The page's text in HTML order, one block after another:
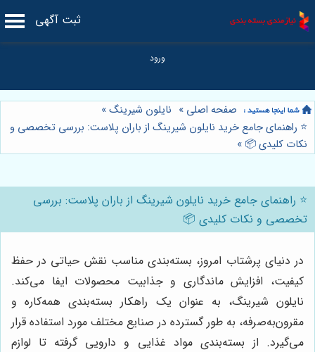
ثبت آگهی
صفحه اصلی » نایلون شیرینگ»
⭐️ راهنمای جامع خرید نایلون شیرینگ از باران پلاست: بررسی تخصصی و
نکات کلیدی 📦 »
⭐️ راهنمای جامع خرید نایلون شیرینگ از باران پلاست: بررسی
تخصصی و نکات کلیدی 📦
در دنیای پرشتاب امروز، بسته‌بندی مناسب نقش حیاتی در حفظ
کیفیت، افزایش ماندگاری و جذابیت محصولات ایفا می‌کند.
نایلون شیرینگ، به عنوان یک راهکار بسته‌بندی همه‌کاره و
مقرون‌به‌صرفه، به طور گسترده در صنایع مختلف مورد استفاده قرار
می‌گیرد. از بسته‌بندی مواد غذایی و دارویی گرفته تا لوازم